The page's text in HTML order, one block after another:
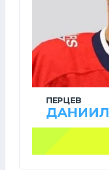
ПЕРЦЕВ
ДАНИИЛ